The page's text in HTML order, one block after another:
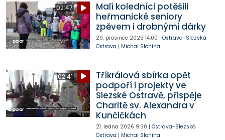
02:47
Malí koledníci potěšili
heřmanické seniory
zpěvem i drobnými dárky
29. prosince 2025 14:00 | Ostrava-Slezská
Ostrava | Michal Slonina
02:41
Tříkrálová sbírka opět
podpoří i projekty ve
Slezské Ostravě, přispěje
Charitě sv. Alexandra v
Kunčičkách
21. ledna 2026 9:30 | Ostrava-Slezská
Ostrava | Michal Slonina